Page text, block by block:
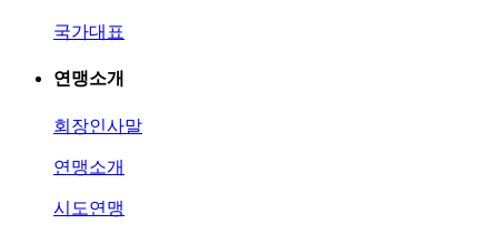
국가대표
연맹소개
회장인사말
연맹소개
시도연맹